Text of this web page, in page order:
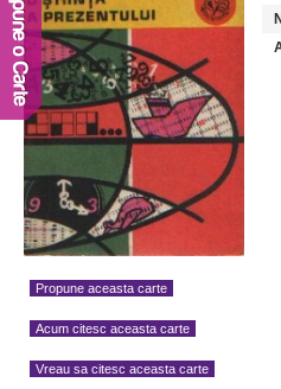
Propune aceasta carte
Acum citesc aceasta carte
Vreau sa citesc aceasta carte